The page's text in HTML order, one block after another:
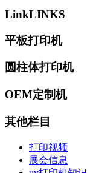
LinkLINKS
平板打印机
圆柱体打印机
OEM定制机
其他栏目
打印视频
展会信息